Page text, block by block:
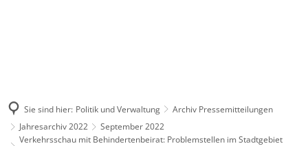
Sie sind hier: Politik und Verwaltung
Archiv Pressemitteilungen
Jahresarchiv 2022
September 2022
Verkehrsschau mit Behindertenbeirat: Problemstellen im Stadtgebiet